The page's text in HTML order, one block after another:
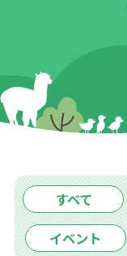
すべて
イベント